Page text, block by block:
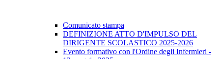
Comunicato stampa
DEFINIZIONE ATTO D'IMPULSO DEL
DIRIGENTE SCOLASTICO 2025-2026
Evento formativo con l'Ordine degli Infermieri -